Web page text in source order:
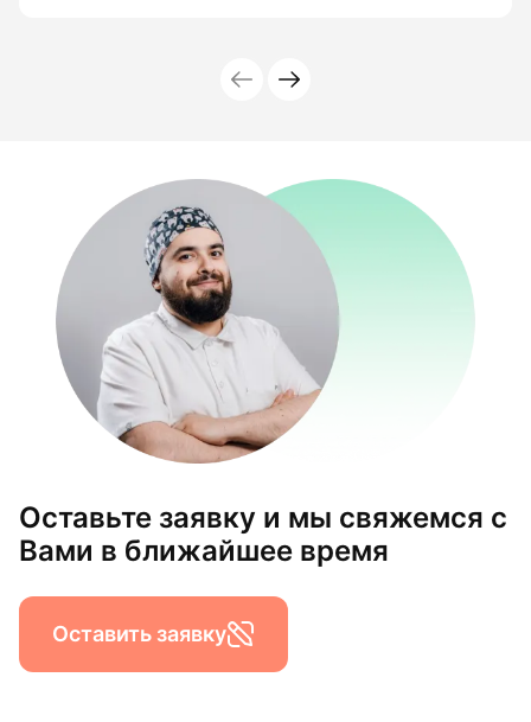
Оставьте заявку и мы свяжемся с
Вами в ближайшее время
Оставить заявку